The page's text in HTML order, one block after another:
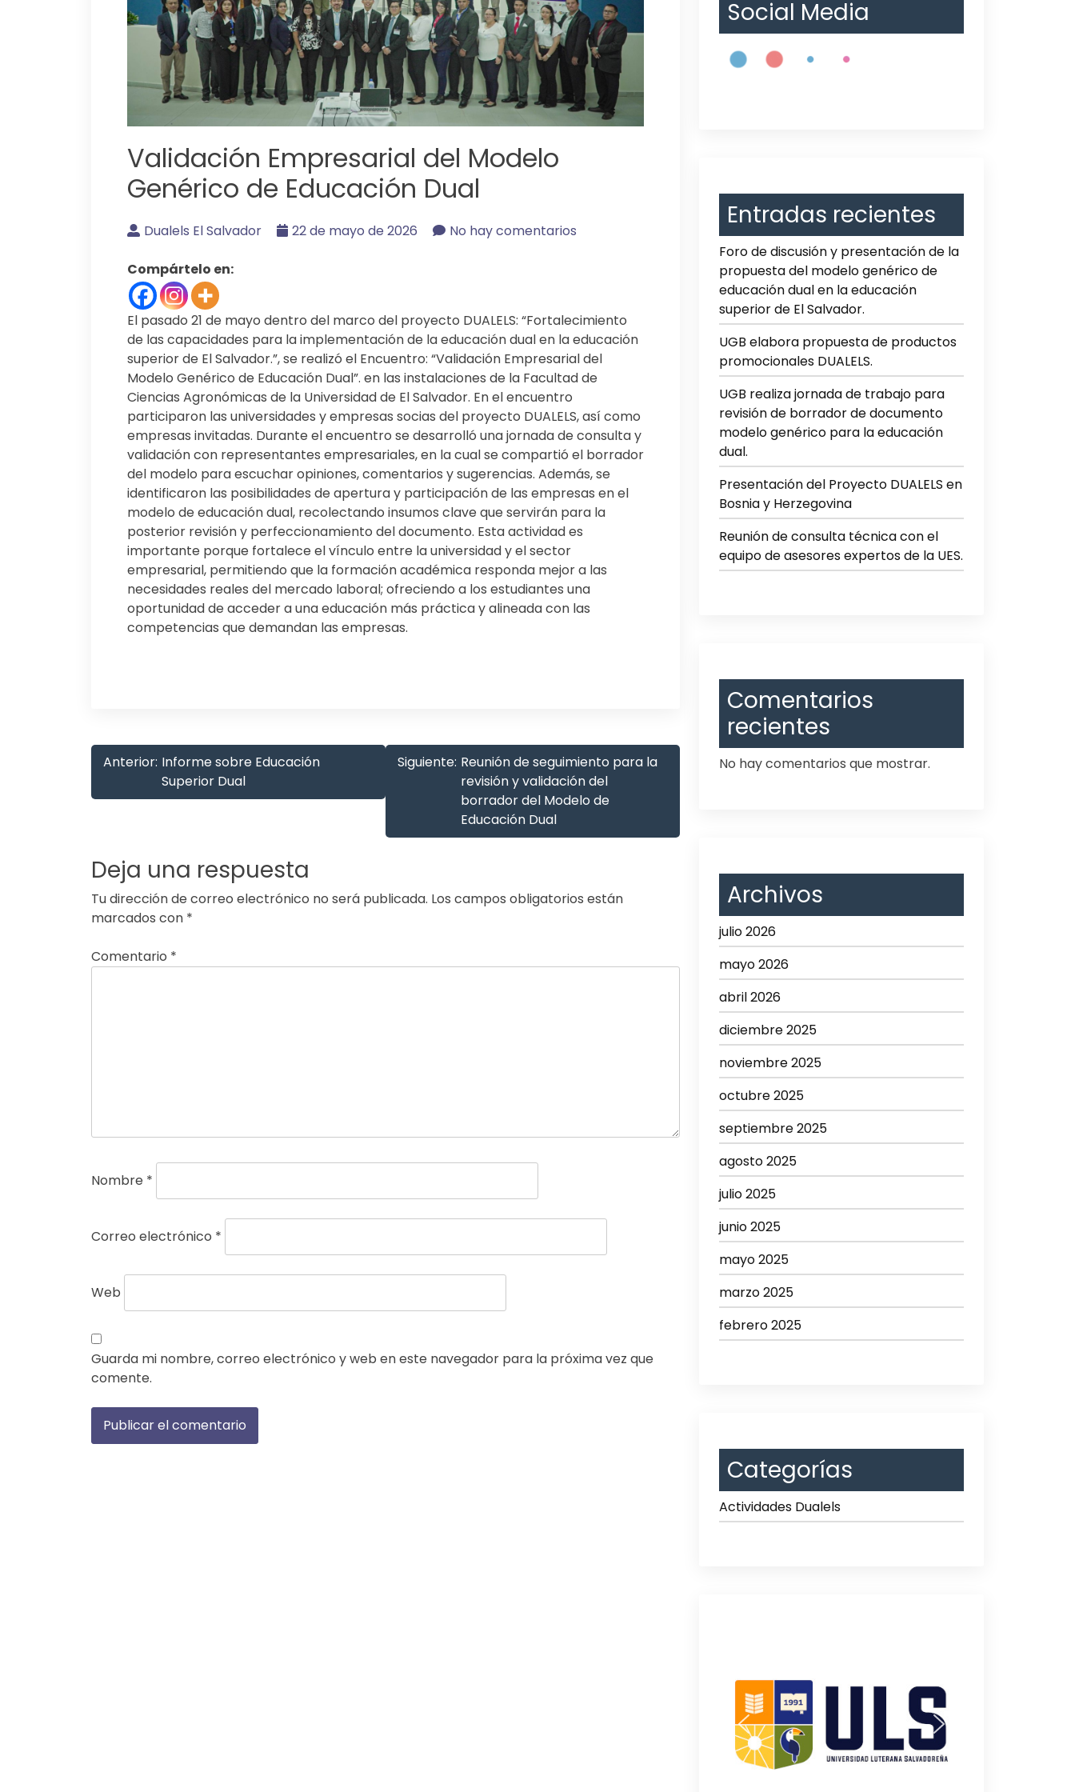
Validación Empresarial del Modelo
Genérico de Educación Dual
Dualels El Salvador 22 de mayo de 2026 No hay comentarios
Compártelo en:
El pasado 21 de mayo dentro del marco del proyecto DUALELS: “Fortalecimiento
de las capacidades para la implementación de la educación dual en la educación
superior de El Salvador.”, se realizó el Encuentro: “Validación Empresarial del
Modelo Genérico de Educación Dual”. en las instalaciones de la Facultad de
Ciencias Agronómicas de la Universidad de El Salvador. En el encuentro
participaron las universidades y empresas socias del proyecto DUALELS, así como
empresas invitadas. Durante el encuentro se desarrolló una jornada de consulta y
validación con representantes empresariales, en la cual se compartió el borrador
del modelo para escuchar opiniones, comentarios y sugerencias. Además, se
identificaron las posibilidades de apertura y participación de las empresas en el
modelo de educación dual, recolectando insumos clave que servirán para la
posterior revisión y perfeccionamiento del documento. Esta actividad es
importante porque fortalece el vínculo entre la universidad y el sector
empresarial, permitiendo que la formación académica responda mejor a las
necesidades reales del mercado laboral; ofreciendo a los estudiantes una
oportunidad de acceder a una educación más práctica y alineada con las
competencias que demandan las empresas.
Navegación
de
Anterior: Informe sobre Educación
Superior Dual
Siguiente: Reunión de seguimiento para la
revisión y validación del
borrador del Modelo de
Educación Dual
Deja una respuesta
Tu dirección de correo electrónico no será publicada. Los campos obligatorios están
marcados con *
Comentario *
Nombre *
Correo electrónico *
Web
Guarda mi nombre, correo electrónico y web en este navegador para la próxima vez que
comente.
Social Media
Entradas recientes
Foro de discusión y presentación de la
propuesta del modelo genérico de
educación dual en la educación
superior de El Salvador.
UGB elabora propuesta de productos
promocionales DUALELS.
UGB realiza jornada de trabajo para
revisión de borrador de documento
modelo genérico para la educación
dual.
Presentación del Proyecto DUALELS en
Bosnia y Herzegovina
Reunión de consulta técnica con el
equipo de asesores expertos de la UES.
Comentarios
recientes
No hay comentarios que mostrar.
Archivos
julio 2026
mayo 2026
abril 2026
diciembre 2025
noviembre 2025
octubre 2025
septiembre 2025
agosto 2025
julio 2025
junio 2025
mayo 2025
marzo 2025
febrero 2025
Categorías
Actividades Dualels